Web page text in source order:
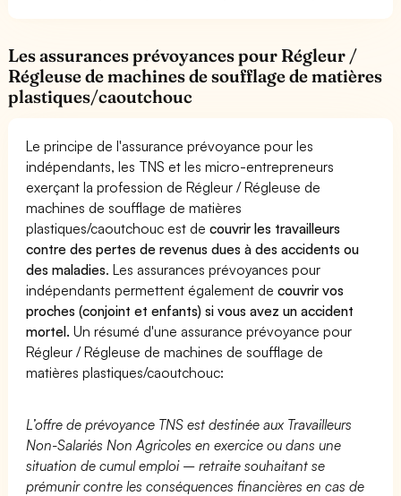
Les assurances prévoyances pour Régleur /
Régleuse de machines de soufflage de matières
plastiques/caoutchouc
Le principe de l'assurance prévoyance pour les
indépendants, les TNS et les micro-entrepreneurs
exerçant la profession de Régleur / Régleuse de
machines de soufflage de matières
plastiques/caoutchouc est decouvrir les travailleurs
contre des pertes de revenus dues à des accidents ou
des maladies. Les assurances prévoyances pour
indépendants permettent également decouvrir vos
proches (conjoint et enfants) si vous avez un accident
mortel. Un résumé d'une assurance prévoyance pour
Régleur / Régleuse de machines de soufflage de
matières plastiques/caoutchouc:
L’offre de prévoyance TNS est destinée aux Travailleurs
Non-Salariés Non Agricoles en exercice ou dans une
situation de cumul emploi – retraite souhaitant se
prémunir contre les conséquences financières en cas de